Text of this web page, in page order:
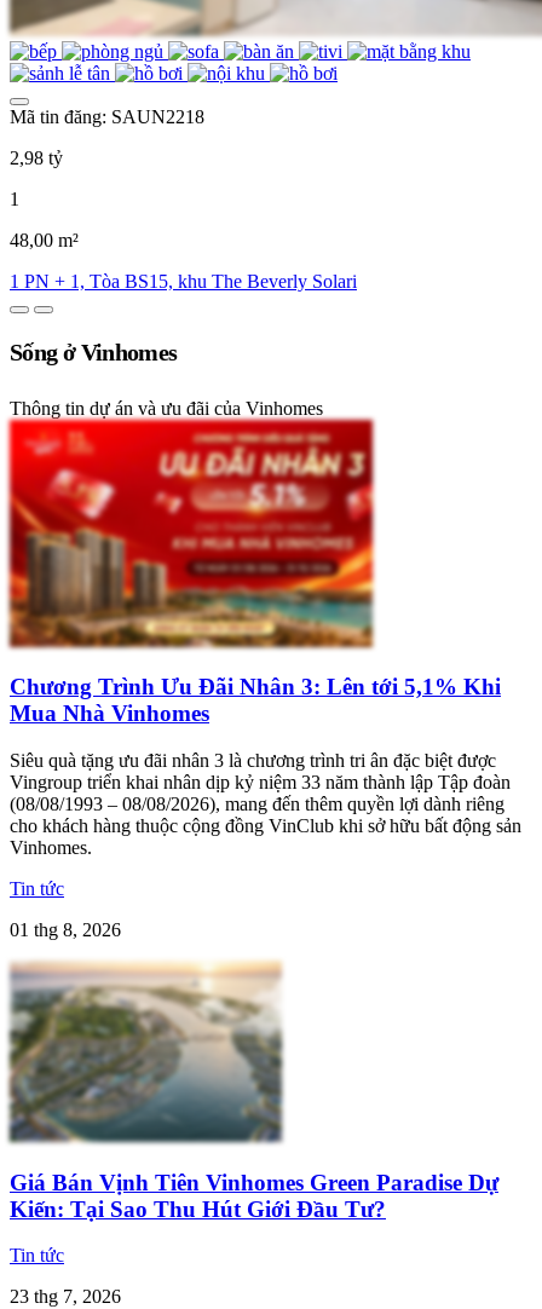
Mã tin đăng: SAUN2218
2,98 tỷ
1
48,00 m²
1 PN + 1, Tòa BS15, khu The Beverly Solari
Sống ở Vinhomes
Thông tin dự án và ưu đãi của Vinhomes
Chương Trình Ưu Đãi Nhân 3: Lên tới 5,1% Khi
Mua Nhà Vinhomes
Siêu quà tặng ưu đãi nhân 3 là chương trình tri ân đặc biệt được
Vingroup triển khai nhân dịp kỷ niệm 33 năm thành lập Tập đoàn
(08/08/1993 – 08/08/2026), mang đến thêm quyền lợi dành riêng
cho khách hàng thuộc cộng đồng VinClub khi sở hữu bất động sản
Vinhomes.
Tin tức
01 thg 8, 2026
Giá Bán Vịnh Tiên Vinhomes Green Paradise Dự
Kiến: Tại Sao Thu Hút Giới Đầu Tư?
Tin tức
23 thg 7, 2026